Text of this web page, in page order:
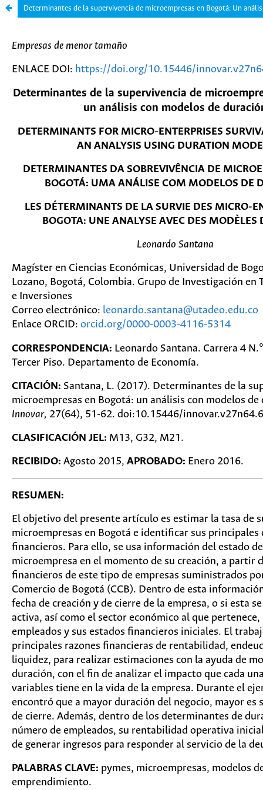
Determinantes de la supervivencia de microempresas en Bogotá: Un